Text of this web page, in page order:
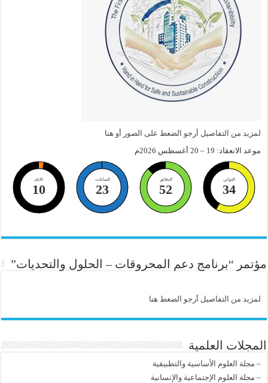
لمزيد من التفاصيل أرجو الضعط على الصور أو هنا
موعد الانعقاد: 19 – 20 أغسطس 2026م
الايام
10
الساعات
23
الدقائق
52
الثواني
34
مؤتمر “برنامج دعم المحروقات – الحلول والتحديات”
لمزيد من التفاصيل أرجو الضعط هنا
المجلات العلمية
– مجلة العلوم الأساسية والتطبيقية
– مجلة العلوم الإجتماعية والإنسانية